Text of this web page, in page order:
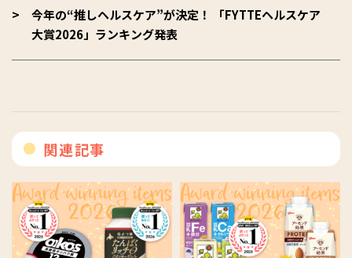
今年の“推しヘルスケア”が決定！ 「FYTTEヘルスケア
大賞2026」ランキング発表
関連記事